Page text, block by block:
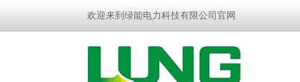
欢迎来到绿能电力科技有限公司官网